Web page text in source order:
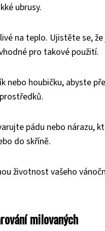
ubrusy.
na teplo. Ujistěte se,
pro takové použití.
houbičku, abyste
pádu nebo nárazu,
do skříně.
životnost vašeho
milovaných